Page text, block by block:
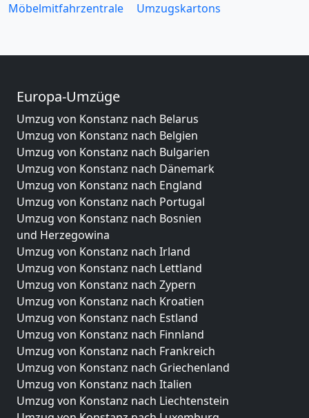
Möbelmitfahrzentrale
Umzugskartons
Europa-Umzüge
Umzug von Konstanz nach Belarus
Umzug von Konstanz nach Belgien
Umzug von Konstanz nach Bulgarien
Umzug von Konstanz nach Dänemark
Umzug von Konstanz nach England
Umzug von Konstanz nach Portugal
Umzug von Konstanz nach Bosnien
und Herzegowina
Umzug von Konstanz nach Irland
Umzug von Konstanz nach Lettland
Umzug von Konstanz nach Zypern
Umzug von Konstanz nach Kroatien
Umzug von Konstanz nach Estland
Umzug von Konstanz nach Finnland
Umzug von Konstanz nach Frankreich
Umzug von Konstanz nach Griechenland
Umzug von Konstanz nach Italien
Umzug von Konstanz nach Liechtenstein